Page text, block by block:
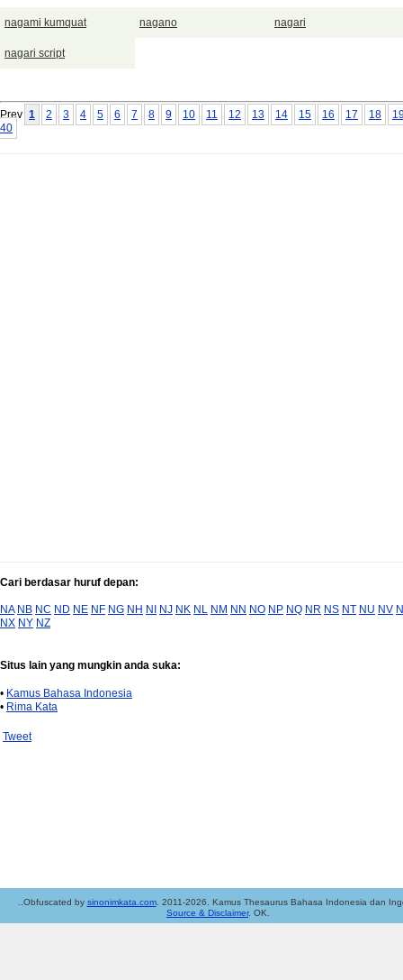
nagami kumquat nagano nagari
nagari script
Prev 1 2 3 4 5 6 7 8 9 10 11 12 13 14 15 16 17 18
40
Cari berdasar huruf depan:
NA NB NC ND NE NF NG NH NI NJ NK NL NM NN NO NP NQ NR NS NT NU NV
NX NY NZ
Situs lain yang mungkin anda suka:
• Kamus Bahasa Indonesia
• Rima Kata
Tweet
..Obfuscated by sinonimkata.com. 2011-2026. Kamus Thesaurus Bahasa Indonesia dan
Source & Disclaimer. OK.